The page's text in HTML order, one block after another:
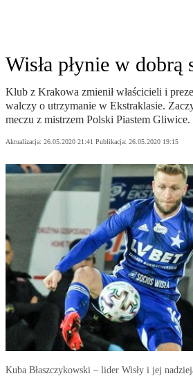
Wisła płynie w dobrą
Klub z Krakowa zmienił właścicieli i
walczy o utrzymanie w Ekstraklasie.
meczu z mistrzem Polski Piastem Gliwice.
Aktualizacja: 26.05.2020 21:41 Publikacja: 26.05.2020 19:15
Kuba Błaszczykowski – lider Wisły i jej